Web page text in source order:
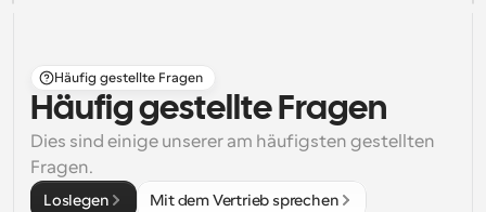
Häufig gestellte Fragen
Häufig gestellte Fragen
Dies sind einige unserer am häufigsten gestellten
Fragen.
Loslegen Mit dem Vertrieb sprechen